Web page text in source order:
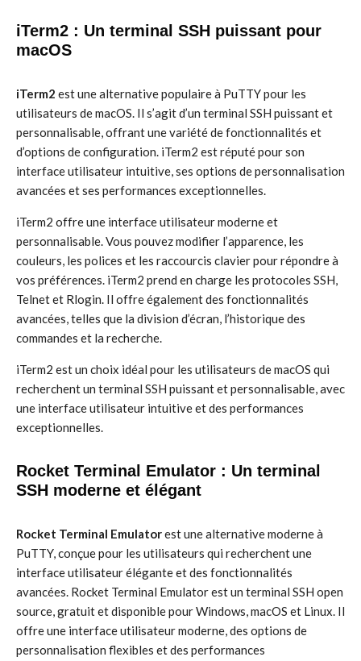
iTerm2 : Un terminal SSH puissant pour
macOS
iTerm2 est une alternative populaire à PuTTY pour les
utilisateurs de macOS. Il s’agit d’un terminal SSH puissant et
personnalisable, offrant une variété de fonctionnalités et
d’options de configuration. iTerm2 est réputé pour son
interface utilisateur intuitive, ses options de personnalisation
avancées et ses performances exceptionnelles.
iTerm2 offre une interface utilisateur moderne et
personnalisable. Vous pouvez modifier l’apparence, les
couleurs, les polices et les raccourcis clavier pour répondre à
vos préférences. iTerm2 prend en charge les protocoles SSH,
Telnet et Rlogin. Il offre également des fonctionnalités
avancées, telles que la division d’écran, l’historique des
commandes et la recherche.
iTerm2 est un choix idéal pour les utilisateurs de macOS qui
recherchent un terminal SSH puissant et personnalisable, avec
une interface utilisateur intuitive et des performances
exceptionnelles.
Rocket Terminal Emulator : Un terminal
SSH moderne et élégant
Rocket Terminal Emulatorest une alternative moderne à
PuTTY, conçue pour les utilisateurs qui recherchent une
interface utilisateur élégante et des fonctionnalités
avancées. Rocket Terminal Emulator est un terminal SSH open
source, gratuit et disponible pour Windows, macOS et Linux. Il
offre une interface utilisateur moderne, des options de
personnalisation flexibles et des performances